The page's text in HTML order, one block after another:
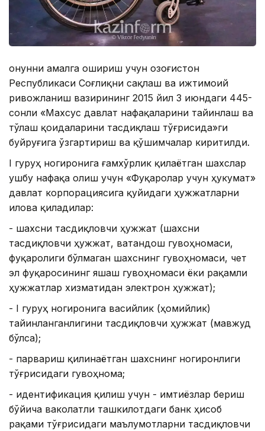
Қонунни амалга ошириш учун Қозоғистон
Республикаси Соғлиқни сақлаш ва ижтимоий
ривожланиш вазирининг 2015 йил 3 июндаги 445-
сонли «Махсус давлат нафақаларини тайинлаш ва
тўлаш қоидаларини тасдиқлаш тўғрисида»ги
буйруғига ўзгартириш ва қўшимчалар киритилди.
I гуруҳ ногиронига ғамхўрлик қилаётган шахслар
ушбу нафақа олиш учун «Фуқаролар учун ҳукумат»
давлат корпорациясига қуйидаги ҳужжатларни
илова қиладилар:
- шахсни тасдиқловчи ҳужжат (шахсни
тасдиқловчи ҳужжат, ватандош гувоҳномаси,
фуқаролиги бўлмаган шахснинг гувоҳномаси, чет
эл фуқаросининг яшаш гувоҳномаси ёки рақамли
ҳужжатлар хизматидан электрон ҳужжат);
- I гуруҳ ногиронига васийлик (ҳомийлик)
тайинланганлигини тасдиқловчи ҳужжат (мавжуд
бўлса);
- парвариш қилинаётган шахснинг ногиронлиги
тўғрисидаги гувоҳнома;
- идентификация қилиш учун - имтиёзлар бериш
бўйича ваколатли ташкилотдаги банк ҳисоб
рақами тўғрисидаги маълумотларни тасдиқловчи